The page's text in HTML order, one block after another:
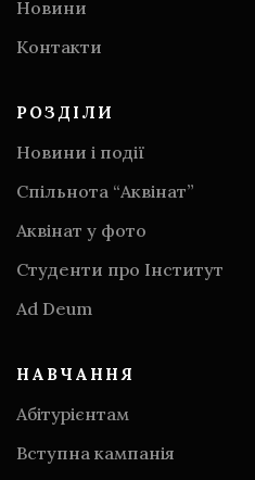
Новини
Контакти
РОЗДІЛИ
Новини і події
Спільнота “Аквінат”
Аквінат у фото
Студенти про Інститут
Аd Deum
НАВЧАННЯ
Абітурієнтам
Вступна кампанія